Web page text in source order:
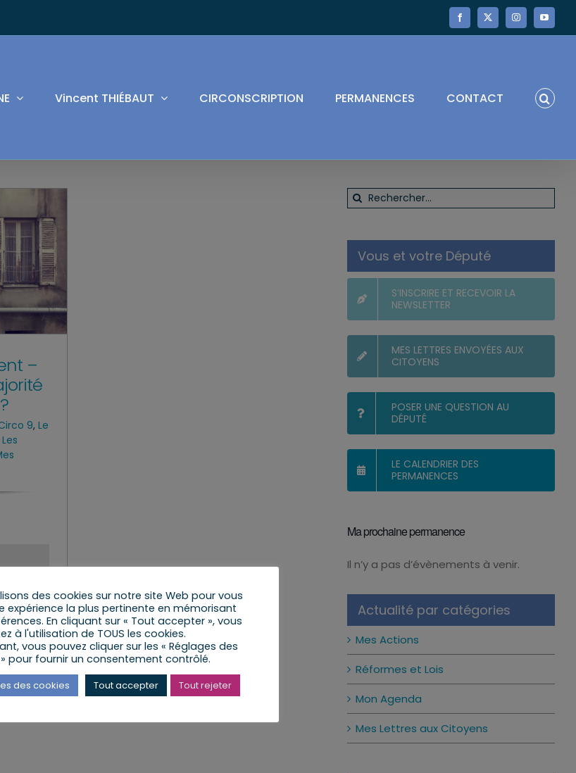
Facebook
X InstagramYouTube
Vincent THIÉBAUT CIRCONSCRIPTION PERMANENCES CONTACT
–
9, Le
Les
Rechercher:
Vous et votre Député
S’INSCRIRE ET RECEVOIR LA
NEWSLETTER
MES LETTRES ENVOYÉES AUX
CITOYENS
POSER UNE QUESTION AU
DÉPUTÉ
LE CALENDRIER DES
PERMANENCES
Ma prochaine permanence
Notice
Il n’y a pas d’évènements à venir.
Actualité par catégories
Mes Actions
Réformes et Lois
Mon Agenda
Mes Lettres aux Citoyens
des cookies sur notre site Web pour vous
expérience la plus pertinente en mémorisant
En cliquant sur « Tout accepter », vous
à l'utilisation de TOUS les cookies.
vous pouvez cliquer sur les « Réglages des
pour fournir un consentement contrôlé.
des cookies Tout accepter Tout rejeter